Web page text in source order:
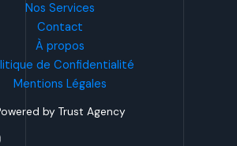
Nos Services
Contact
À propos
de Confidentialité
Mentions Légales
by Trust Agency